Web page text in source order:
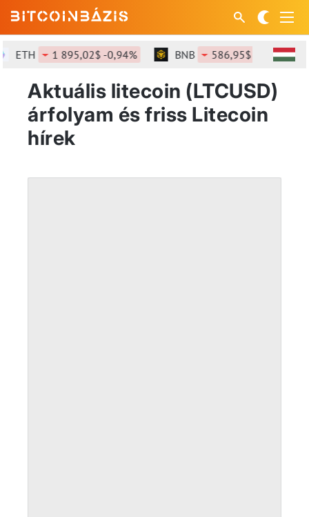
ETH 1 895,02$ -0,94% BNB 586,95$ -1,54%
Aktuális litecoin (LTCUSD)
árfolyam és friss Litecoin
hírek